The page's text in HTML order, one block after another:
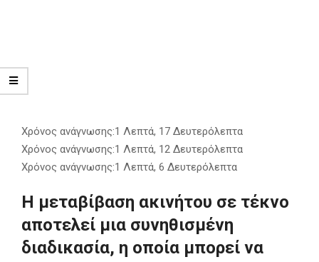
Χρόνος ανάγνωσης:1 Λεπτά, 17 Δευτερόλεπτα
Χρόνος ανάγνωσης:1 Λεπτά, 12 Δευτερόλεπτα
Χρόνος ανάγνωσης:1 Λεπτά, 6 Δευτερόλεπτα
Η μεταβίβαση ακινήτου σε τέκνο
αποτελεί μια συνηθισμένη
διαδικασία, η οποία μπορεί να